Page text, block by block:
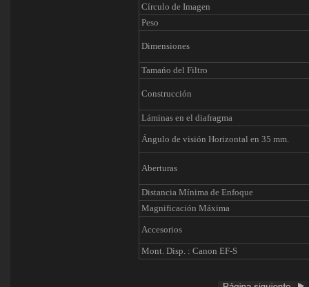
Círculo de Imagen
Peso
Dimensiones
Tamańo del Filtro
Construcción
Láminas en el diafragma
Ángulo de visión Horizontal en 35 mm.
Aberturas
Distancia Mínima de Enfoque
Magnificación Máxima
Accesorios
Mont. Disp. : Canon EF-S